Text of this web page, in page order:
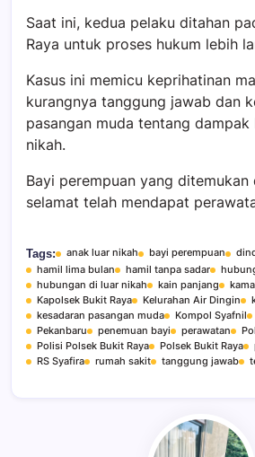
Saat ini, kedua pelaku ditahan
Raya untuk proses hukum lebih
Kasus ini memicu keprihatinan
kurangnya tanggung jawab dan
pasangan muda tentang
nikah.
Bayi perempuan yang ditemukan
selamat telah mendapat
Tags: anak luar nikah bayi perempuan
hamil lima bulan
hamil tanpa sadar
hubungan di luar nikah
kain panjang
Kapolsek Bukit Raya
Kelurahan Air Dingin
kesadaran pasangan muda
Kompol Syafnil
Pekanbaru
penemuan bayi perawatan
Polisi Polsek Bukit Raya
Polsek Bukit Raya
RS Syafira
rumah sakit tanggung jawab